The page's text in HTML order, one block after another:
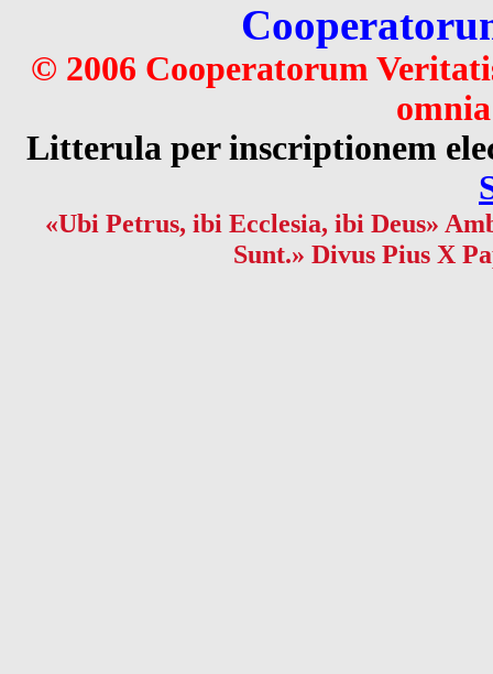
© 2006 Cooperatorum
Litterula per inscriptionem
«Ubi Petrus, ibi Ecclesia, ibi Deus»
Sunt.» Divus Pius X